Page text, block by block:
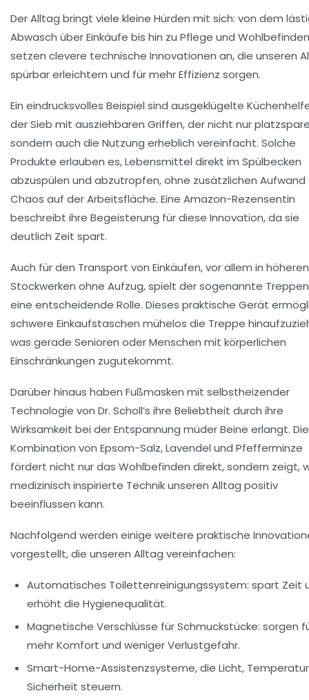
Der Alltag bringt viele kleine Hürden mit sich: von dem
Abwasch über Einkäufe bis hin zu Pflege und
setzen clevere technische Innovationen an, die unseren
spürbar erleichtern und für mehr Effizienz sorgen.
Ein eindrucksvolles Beispiel sind ausgeklügelte
der Sieb mit ausziehbaren Griffen, der nicht nur
sondern auch die Nutzung erheblich vereinfacht. Solche
Produkte erlauben es, Lebensmittel direkt im Spülbecken
abzuspülen und abzutropfen, ohne zusätzlichen Aufwand
Chaos auf der Arbeitsfläche. Eine Amazon-Rezensentin
beschreibt ihre Begeisterung für diese Innovation, da sie
deutlich Zeit spart.
Auch für den Transport von Einkäufen, vor allem in höheren
Stockwerken ohne Aufzug, spielt der sogenannte
eine entscheidende Rolle. Dieses praktische Gerät
schwere Einkaufstaschen mühelos die Treppe
was gerade Senioren oder Menschen mit körperlichen
Einschränkungen zugutekommt.
Darüber hinaus haben Fußmasken mit selbstheizender
Technologie von Dr. Scholl’s ihre Beliebtheit durch ihre
Wirksamkeit bei der Entspannung müder Beine erlangt. Die
Kombination von Epsom-Salz, Lavendel und Pfefferminze
fördert nicht nur das Wohlbefinden direkt, sondern zeigt,
medizinisch inspirierte Technik unseren Alltag positiv
beeinflussen kann.
Nachfolgend werden einige weitere praktische
vorgestellt, die unseren Alltag vereinfachen:
Automatisches Toilettenreinigungssystem: spart Zeit
erhöht die Hygienequalität.
Magnetische Verschlüsse für Schmuckstücke: sorgen
mehr Komfort und weniger Verlustgefahr.
Smart-Home-Assistenzsysteme, die Licht,
Sicherheit steuern.